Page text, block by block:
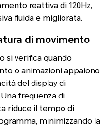
reattiva di 120Hz,
fluida e migliorata.
di movimento
si verifica quando
o animazioni appaiono
del display di
frequenza di
riduce il tempo di
minimizzando la